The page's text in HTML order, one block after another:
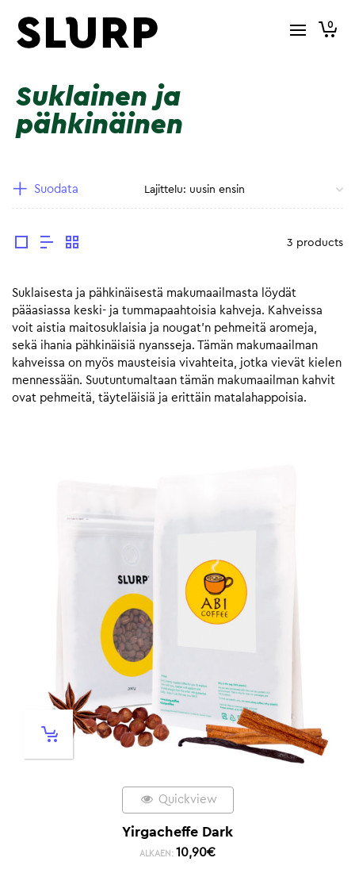
0
Suklainen ja
pähkinäinen
Suodata
3 products
Suklaisesta ja pähkinäisestä makumaailmasta löydät
pääasiassa keski- ja tummapaahtoisia kahveja. Kahveissa
voit aistia maitosuklaisia ja nougat’n pehmeitä aromeja,
sekä ihania pähkinäisiä nyansseja. Tämän makumaailman
kahveissa on myös mausteisia vivahteita, jotka vievät kielen
mennessään. Suutuntumaltaan tämän makumaailman kahvit
ovat pehmeitä, täyteläisiä ja erittäin matalahappoisia.
Quickview
Yirgacheffe Dark
ALKAEN: 10,90€